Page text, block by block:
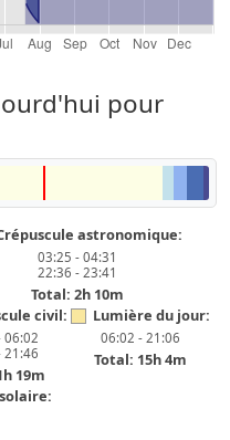
pour
astronomique:
03:25 - 04:31
22:36 - 23:41
Total: 2h 10m
civil:
06:02
21:46
19m
Lumière du jour:
06:02 - 21:06
Total: 15h 4m